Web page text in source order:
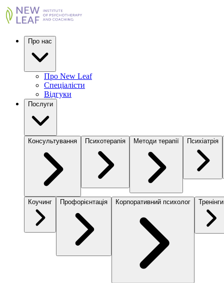
Про нас
Про New Leaf
Спеціалісти
Відгуки
Послуги
Консультування Психотерапія Методи терапії Психіатрія
Коучинг Профорієнтація Корпоративний психолог Тренінги